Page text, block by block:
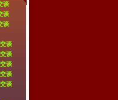
谈
谈
谈
谈
谈
谈
谈
谈